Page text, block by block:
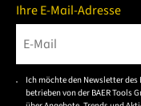
Ihre E-Mail-Adresse
Bitte geben Sie eine
Ich möchte den Newsletter des
betrieben von der BAER Tools